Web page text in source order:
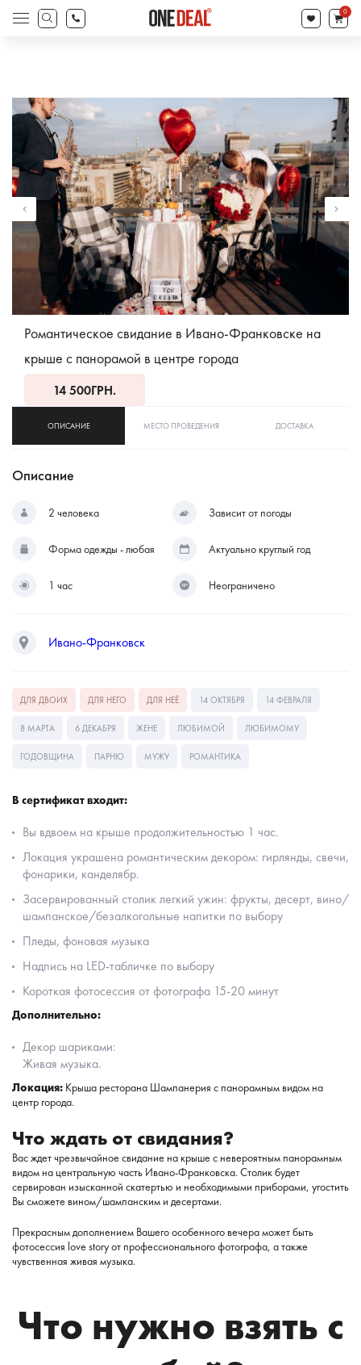
товаров
Поиск
товаров
0
Романтическое свидание в Ивано-Франковске на
крыше с панорамой в центре города
14 500ГРН.
ОПИСАНИЕ МЕСТО ПРОВЕДЕНИЯ ДОСТАВКА
Описание
2 человека Зависит от погоды
Форма одежды - любая Актуально круглый год
1 час Неограничено
Ивано-Франковск
ДЛЯ ДВОИХ ДЛЯ НЕГО ДЛЯ НЕЁ 14 ОКТЯБРЯ 14 ФЕВРАЛЯ
8 МАРТА 6 ДЕКАБРЯ ЖЕНЕ ЛЮБИМОЙ ЛЮБИМОМУ
ГОДОВЩИНА ПАРНЮ МУЖУ РОМАНТИКА
В сертификат входит:
Вы вдвоем на крыше продолжительностью 1 час.
Локация украшена романтическим декором: гирлянды, свечи,
фонарики, канделябр.
Засервированный столик легкий ужин: фрукты, десерт, вино/
шампанское/безалкогольные напитки по выбору
Пледы, фоновая музыка
Надпись на LED-табличке по выбору
Короткая фотосессия от фотографа 15-20 минут
Дополнительно:
Декор шариками:
Живая музыка.
Локация: Крыша ресторана Шампанерия с панорамным видом на
центр города.
Что ждать от свидания?
Вас ждет чрезвычайное свидание на крыше с невероятным панорамным
видом на центральную часть Ивано-Франковска. Столик будет
сервирован изысканной скатертью и необходимыми приборами, угостить
Вы сможете вином/шампанским и десертами.
Прекрасным дополнением Вашего особенного вечера может быть
фотосессия love story от профессионального фотографа, а также
чувственная живая музыка.
Что нужно взять с